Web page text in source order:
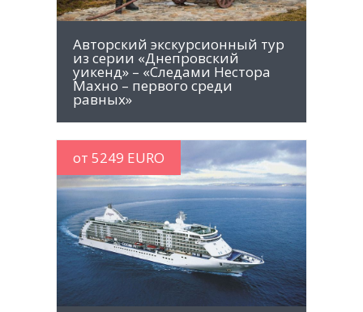
Авторский экскурсионный тур
из серии «Днепровский
уикенд» – «Следами Нестора
Махно – первого среди
равных»
от 5249 EURO
MORE INFO